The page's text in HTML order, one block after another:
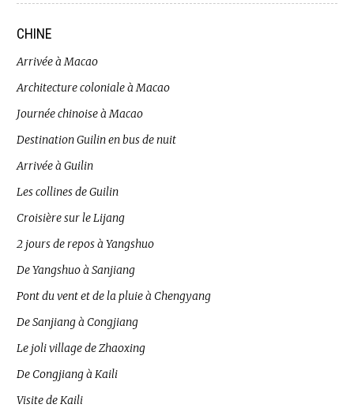
CHINE
Arrivée à Macao
Architecture coloniale à Macao
Journée chinoise à Macao
Destination Guilin en bus de nuit
Arrivée à Guilin
Les collines de Guilin
Croisière sur le Lijang
2 jours de repos à Yangshuo
De Yangshuo à Sanjiang
Pont du vent et de la pluie à Chengyang
De Sanjiang à Congjiang
Le joli village de Zhaoxing
De Congjiang à Kaili
Visite de Kaili